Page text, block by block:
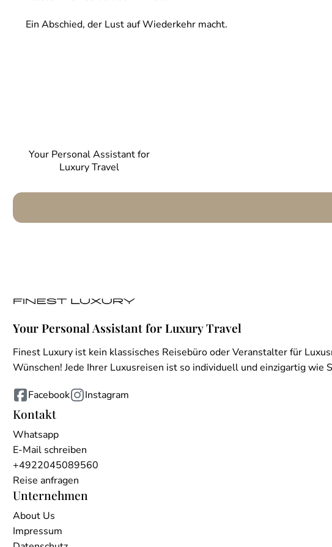
Your Personal Assistant for
Luxury Travel
Ein Abschied, der Lust auf Wiederkehr macht.
Your Personal Assistant for Luxury Travel
Finest Luxury ist kein klassisches Reisebüro oder Veranstalter für
Wünschen! Jede Ihrer Luxusreisen ist so individuell und einzigartig wie
Facebook Instagram
Kontakt
Whatsapp
E-Mail schreiben
+4922045089560
Reise anfragen
Unternehmen
About Us
Impressum